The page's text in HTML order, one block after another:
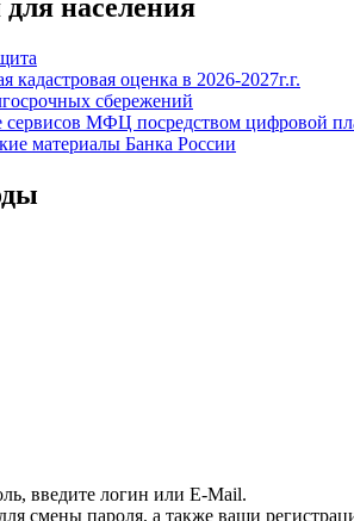
населения
кадастровая оценка в 2026-2027г.г.
сбережений
сервисов МФЦ посредством цифровой
материалы Банка России
введите логин или E-Mail.
смены пароля, а также ваши